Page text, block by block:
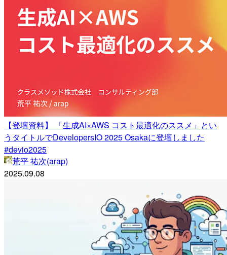
【登壇資料】 「生成AI×AWS コスト最適化のススメ」とい
うタイトルでDevelopersIO 2025 Osakaに登壇しました
#devio2025
荒平 祐次(arap)
2025.09.08